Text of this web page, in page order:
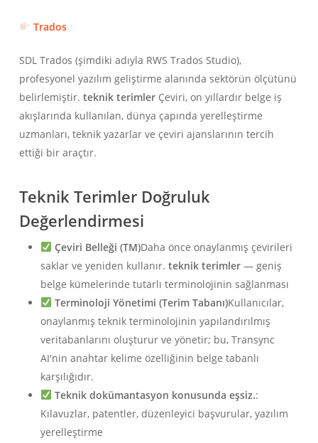
Trados
SDL Trados (şimdiki adıyla RWS Trados Studio),
profesyonel yazılım geliştirme alanında sektörün ölçütünü
belirlemiştir. teknik terimlerÇeviri, on yıllardır belge iş
akışlarında kullanılan, dünya çapında yerelleştirme
uzmanları, teknik yazarlar ve çeviri ajanslarının tercih
ettiği bir araçtır.
Teknik Terimler Doğruluk
Değerlendirmesi
Çeviri Belleği (TM)Daha önce onaylanmış çevirileri
saklar ve yeniden kullanır. teknik terimler— geniş
belge kümelerinde tutarlı terminolojinin sağlanması
Terminoloji Yönetimi (Terim Tabanı)Kullanıcılar,
onaylanmış teknik terminolojinin yapılandırılmış
veritabanlarını oluşturur ve yönetir; bu, Transync
AI'nin anahtar kelime özelliğinin belge tabanlı
karşılığıdır.
Teknik dokümantasyon konusunda eşsiz.:
Kılavuzlar, patentler, düzenleyici başvurular, yazılım
yerelleştirme